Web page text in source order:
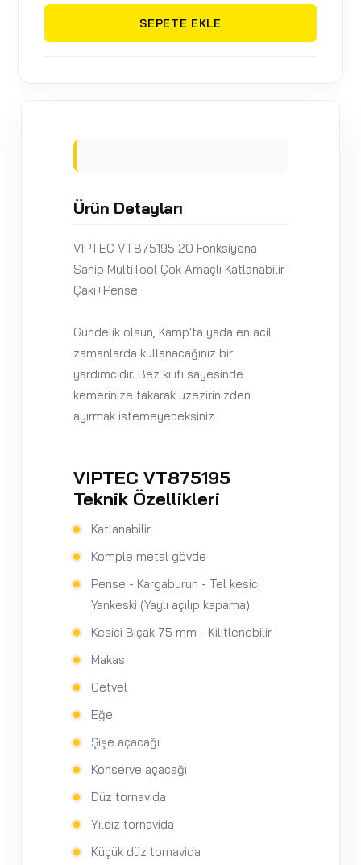
SEPETE EKLE
Ürün Detayları
VIPTEC VT875195 20 Fonksiyona
Sahip MultiTool Çok Amaçlı Katlanabilir
Çakı+Pense
Gündelik olsun, Kamp'ta yada en acil
zamanlarda kullanacağınız bir
yardımcıdır. Bez kılıfı sayesinde
kemerinize takarak üzezirinizden
ayırmak istemeyeceksiniz
VIPTEC VT875195
Teknik Özellikleri
Katlanabilir
Komple metal gövde
Pense - Kargaburun - Tel kesici
Yankeski (Yaylı açılıp kapama)
Kesici Bıçak 75 mm - Kilitlenebilir
Makas
Cetvel
Eğe
Şişe açacağı
Konserve açacağı
Düz tornavida
Yıldız tornavida
Küçük düz tornavida